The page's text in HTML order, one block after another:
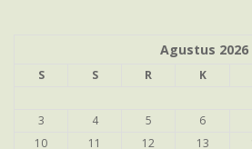
Agustus 2026
S S R K
3
4 5 6
10
11 12 13